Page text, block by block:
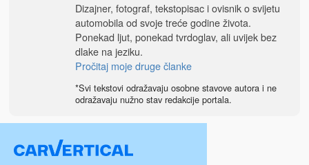
Dizajner, fotograf, tekstopisac i ovisnik o svijetu
automobila od svoje treće godine života.
Ponekad ljut, ponekad tvrdoglav, ali uvijek bez
dlake na jeziku.
Pročitaj moje druge članke
*Svi tekstovi odražavaju osobne stavove autora i ne
odražavaju nužno stav redakcije portala.